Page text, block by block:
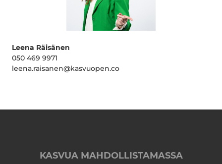
Leena Räisänen
050 469 9971
leena.raisanen@kasvuopen.co
KASVUA MAHDOLLISTAMASSA